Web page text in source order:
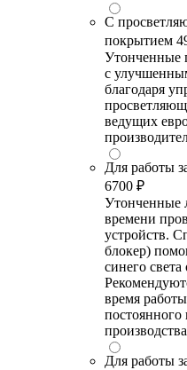
С
покрытием
Утонченные
с
благодаря
ведущих
Для работы
6700 ₽
Утонченные
времени
устройств.
блокер)
синего
время
Для работы